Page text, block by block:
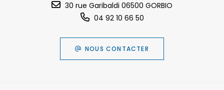
30 rue Garibaldi 06500 GORBIO
04 92 10 66 50
NOUS CONTACTER